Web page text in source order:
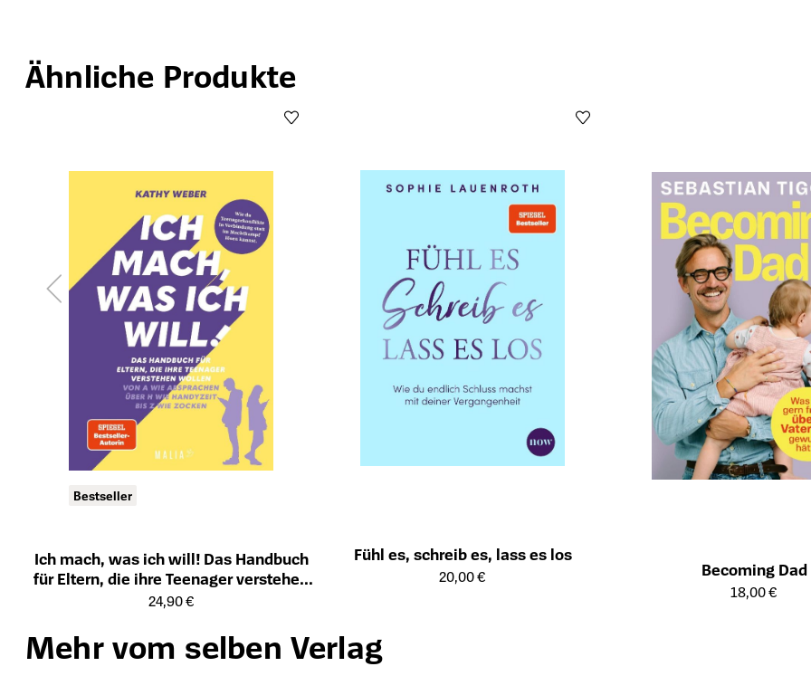
Produktgalerie überspringen
Ähnliche Produkte
Bestseller
Ich mach, was ich will! Das Handbuch
für Eltern, die ihre Teenager verstehen
wollen - Von A wie Absprachen über H
Öffnet die Detailseite des Produkts
24,90 €
Fühl es, schreib es, lass es los
Öffnet die Detailseite des Produkts
20,00 € Becoming Dad
Öffnet die Detailseite des
18,00 €
Mehr vom selben Verlag